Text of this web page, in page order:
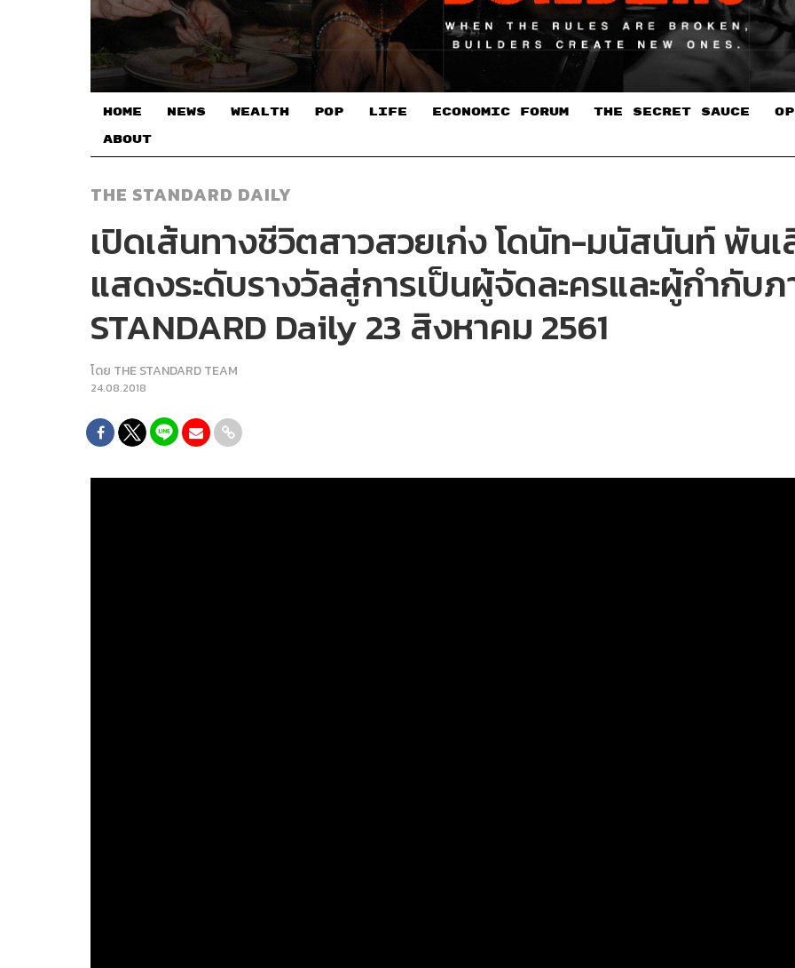
HOME NEWS WEALTH POP LIFE ECONOMIC FORUM THE SECRET SAUCE​
ABOUT
THE STANDARD DAILY
เปิดเส้นทางชีวิตสาวสวยเก่ง โดนัท-มนัสนันท์ พัน
แสดงระดับรางวัลสู่การเป็นผู้จัดละครและผู้กำกับ
STANDARD Daily 23 สิงหาคม 2561
โดย THE STANDARD TEAM
24.08.2018